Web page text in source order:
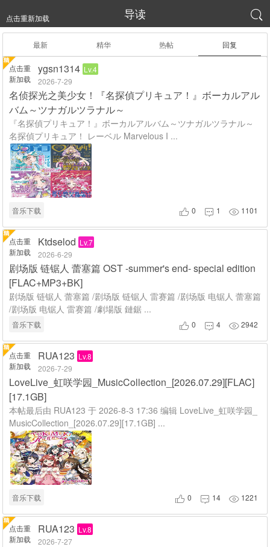
点击重新加载 导读 
最新 精华 热帖 回复
点击重
新加载
ygsn1314 Lv.4
2026-7-29
名侦探光之美少女！『名探偵プリキュア！』ボーカルアル
バム～ツナガルツラナル～
『名探偵プリキュア！』ボーカルアルバム～ツナガルツラナル～
名探偵プリキュア！ レーベル Marvelous I ...
音乐下载  0  1  1101
点击重
新加载
Ktdselod Lv.7
2026-6-29
剧场版 链锯人 蕾塞篇 OST -summer's end- special edition
[FLAC+MP3+BK]
剧场版 链锯人 蕾塞篇 /剧场版 链锯人 雷赛篇 /剧场版 电锯人 蕾塞篇
/剧场版 电锯人 雷赛篇 /劇場版 鏈鋸 ...
音乐下载  0  4 2942
点击重
新加载
RUA123 Lv.8
2026-7-29
LoveLive_虹咲学园_MusicCollection_[2026.07.29][FLAC]
[17.1GB]
本帖最后由 RUA123 于 2026-8-3 17:36 编辑 LoveLive_虹咲学园_
MusicCollection_[2026.07.29][17.1GB] ...
音乐下载  0  14  1221
点击重
新加载
RUA123 Lv.8
2026-7-27